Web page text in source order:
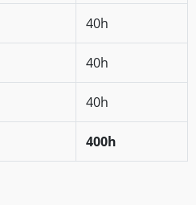
40h
40h
40h
400h